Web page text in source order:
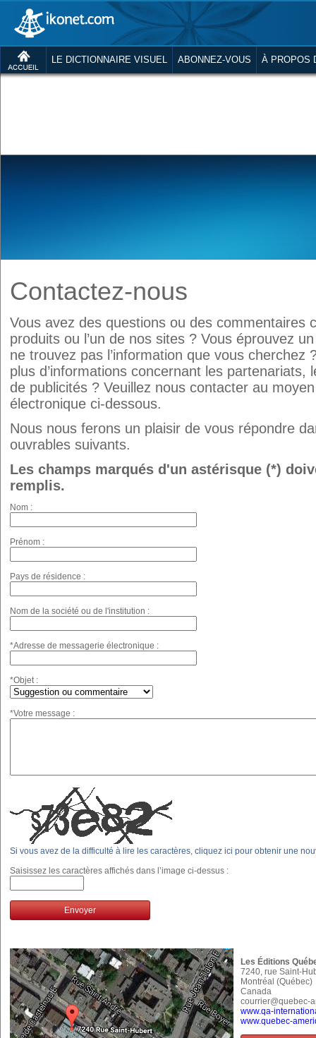
LE DICTIONNAIRE VISUEL ABONNEZ-VOUS À PROPOS
Contactez-nous
Vous avez des questions ou des commentaires
produits ou l’un de nos sites ? Vous éprouvez
ne trouvez pas l’information que vous cherchez
plus d’informations concernant les partenariats,
de publicités ? Veuillez nous contacter au
électronique ci-dessous.
Nous nous ferons un plaisir de vous répondre
ouvrables suivants.
Les champs marqués d'un astérisque (*)
remplis.
Nom :
Prénom :
Pays de résidence :
Nom de la société ou de l'institution :
*Adresse de messagerie électronique :
*Objet :
*Votre message :
Si vous avez de la difficulté à lire les caractères, cliquez ici pour obtenir une
Saisissez les caractères affichés dans l’image ci-dessus :
Envoyer
Les Éditions
7240, rue Saint-
Montréal
Canada
courrier@quebec-
www.qa-
www.quebec-